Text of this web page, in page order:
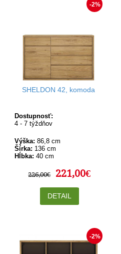
-2%
SHELDON 42, komoda
Dostupnosť:
4 - 7 týždňov
Výška: 86,8 cm
Šírka: 136 cm
Hĺbka: 40 cm
226,00€ 221,00€
DETAIL
-2%